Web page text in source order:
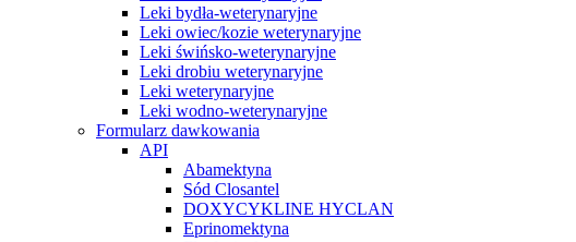
Leki bydła-weterynaryjne
Leki owiec/kozie weterynaryjne
Leki świńsko-weterynaryjne
Leki drobiu weterynaryjne
Leki weterynaryjne
Leki wodno-weterynaryjne
Formularz dawkowania
API
Abamektyna
Sód Closantel
DOXYCYKLINE HYCLAN
Eprinomektyna